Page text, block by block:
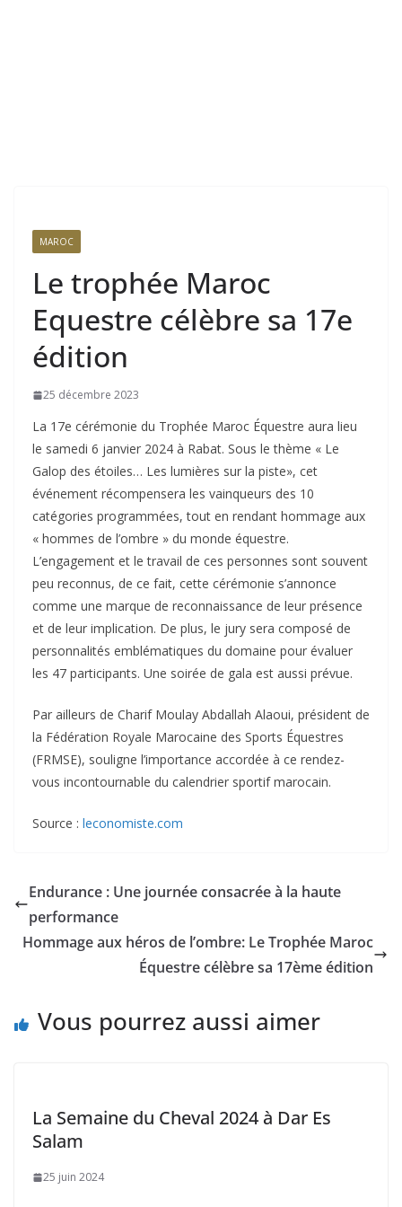
MAROC
Le trophée Maroc
Equestre célèbre sa 17e
édition
25 décembre 2023
La 17e cérémonie du Trophée Maroc Équestre aura lieu
le samedi 6 janvier 2024 à Rabat. Sous le thème « Le
Galop des étoiles… Les lumières sur la piste», cet
événement récompensera les vainqueurs des 10
catégories programmées, tout en rendant hommage aux
« hommes de l’ombre » du monde équestre.
L’engagement et le travail de ces personnes sont souvent
peu reconnus, de ce fait, cette cérémonie s’annonce
comme une marque de reconnaissance de leur présence
et de leur implication. De plus, le jury sera composé de
personnalités emblématiques du domaine pour évaluer
les 47 participants. Une soirée de gala est aussi prévue.
Par ailleurs de Charif Moulay Abdallah Alaoui, président de
la Fédération Royale Marocaine des Sports Équestres
(FRMSE), souligne l’importance accordée à ce rendez-
vous incontournable du calendrier sportif marocain.
Source : leconomiste.com
Endurance : Une journée consacrée à la haute
performance
Hommage aux héros de l’ombre: Le Trophée Maroc
Équestre célèbre sa 17ème édition
Vous pourrez aussi aimer
La Semaine du Cheval 2024 à Dar Es
Salam
25 juin 2024